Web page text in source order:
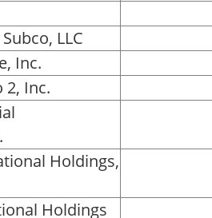
LLC
Inc.
2, Inc.
Holdings,
Holdings